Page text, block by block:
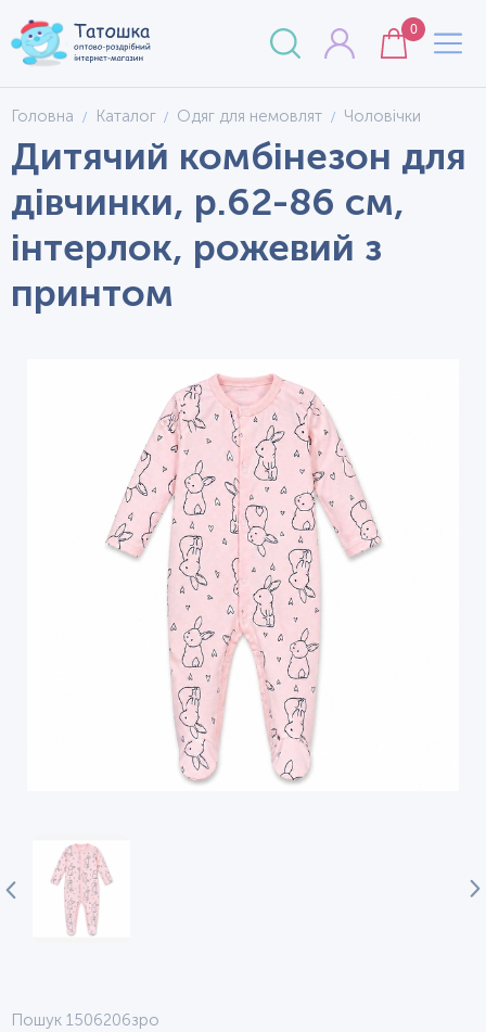
0
Головна Каталог Одяг для немовлят Чоловічки
Дитячий комбінезон для
дівчинки, р.62-86 см,
інтерлок, рожевий з
принтом
Пошук 1506206зро